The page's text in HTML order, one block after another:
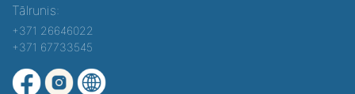
Tālrunis:
+371 26646022
+371 67733545